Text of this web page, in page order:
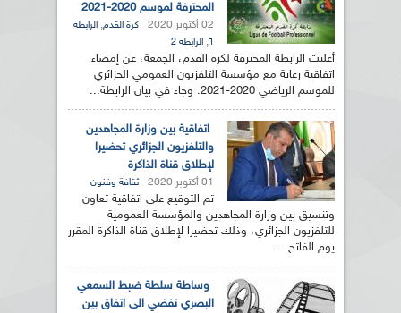
المحترفة لموسم 2020-2021
02 أكتوبر 2020 كرة القدم, الرابطة
1
, الرابطة 2
أعلنت الرابطة المحترفة لكرة القدم، الجمعة، عن إمضاء
اتفاقية رعاية مع مؤسسة التلفزيون العمومي الجزائري
للموسم الرياضي 2020-2021. وجاء في بيان الرابطة...
اتفاقية بين وزارة المجاهدين
والتلفزيون الجزائري تحضيرا
لإطلاق قناة الذاكرة
01 أكتوبر 2020 ثقافة وفنون
تم التوقيع على اتفاقية تعاون
وتنسيق بين وزارة المجاهدين والمؤسسة العمومية
للتلفزيون الجزائري، وذلك تحضيرا لإطلاق قناة الذاكرة المقرر
يوم الفاتح...
وساطة سلطة ضبط السمعي
البصري تفضي الى اتفاق بين